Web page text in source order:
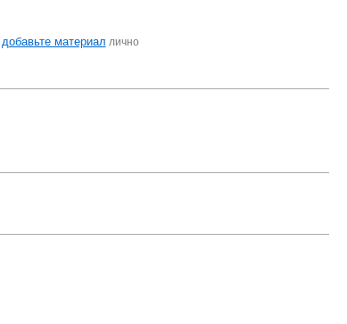
добавьте материал лично